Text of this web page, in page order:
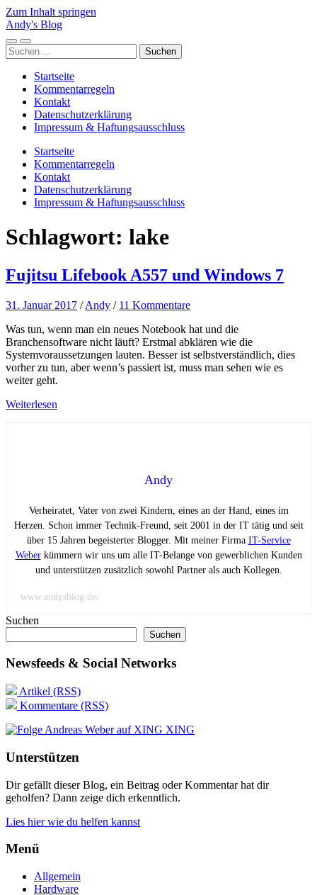
Zum Inhalt springen
Andy's Blog
Mobile-
Menü
Suchfeld
ein-/ausblenden
Suchen
nach:
Startseite
Kommentarregeln
Kontakt
Datenschutzerklärung
Impressum & Haftungsausschluss
Startseite
Kommentarregeln
Kontakt
Datenschutzerklärung
Impressum & Haftungsausschluss
Schlagwort: lake
Fujitsu Lifebook A557 und Windows 7
31. Januar 2017 /Andy / 11 Kommentare
Was tun, wenn man ein neues Notebook hat und die
Branchensoftware nicht läuft? Erstmal abklären wie die
Systemvoraussetzungen lauten. Besser ist selbstverständlich, dies
vorher zu tun, aber wenn’s passiert ist, muss man sehen wie es
weiter geht.
Weiterlesen
Andy
Verheiratet, Vater von zwei Kindern, eines an der Hand, eines im
Herzen. Schon immer Technik-Freund, seit 2001 in der IT tätig und seit
über 15 Jahren begeisterter Blogger. Mit meiner Firma IT-Service
Weberkümmern wir uns um alle IT-Belange von gewerblichen Kunden
und unterstützen zusätzlich sowohl Partner als auch Kollegen.
www.andysblog.de/
Suchen
Suchen
Newsfeeds & Social Networks
Artikel (RSS)
Kommentare (RSS)
XING
Unterstützen
Dir gefällt dieser Blog, ein Beitrag oder Kommentar hat dir
geholfen? Dann zeige dich erkenntlich.
Lies hier wie du helfen kannst
Menü
Allgemein
Hardware